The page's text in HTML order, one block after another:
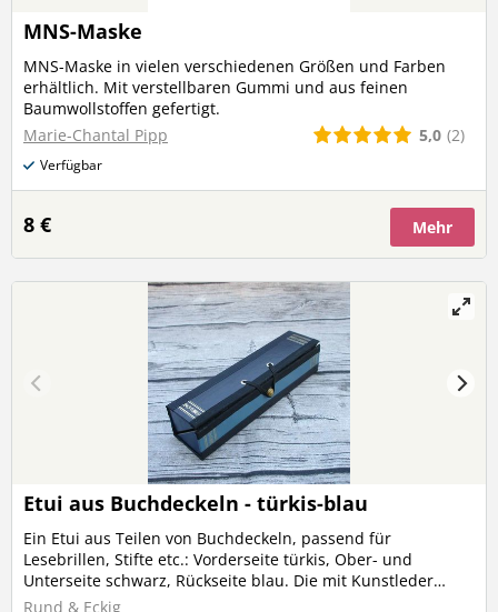
MNS-Maske
MNS-Maske in vielen verschiedenen Größen und Farben
erhältlich. Mit verstellbaren Gummi und aus feinen
Baumwollstoffen gefertigt.
Marie-Chantal Pipp
5,0 (2)
Verfügbar
8 € Mehr
Etui aus Buchdeckeln - türkis-blau
Ein Etui aus Teilen von Buchdeckeln, passend für
Lesebrillen, Stifte etc.: Vorderseite türkis, Ober- und
Unterseite schwarz, Rückseite blau. Die mit Kunstleder
bezogenen Buchdeckel geben dem Etui Stabilität – so ist die
Rund & Eckig